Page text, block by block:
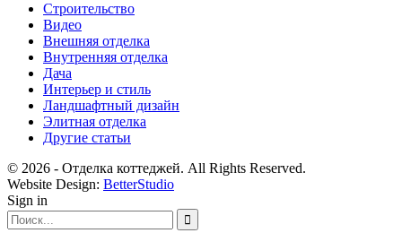
Строительство
Видео
Внешняя отделка
Внутренняя отделка
Дача
Интерьер и стиль
Ландшафтный дизайн
Элитная отделка
Другие статьи
© 2026 - Отделка коттеджей. All Rights Reserved.
Website Design: BetterStudio
Sign in